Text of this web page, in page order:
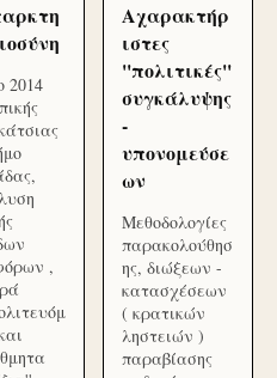
2014
,
Αχαρακτήρ
ιστες
''πολιτικές''
συγκάλυψης
-
υπονομεύσε
ων
Μεθοδολογίες
παρακολούθησ
ης, διώξεων -
κατασχέσεων
( κρατικών
ληστειών )
παραβίασης